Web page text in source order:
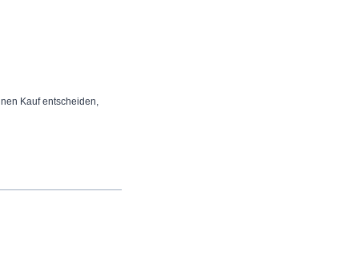
Kauf entscheiden,